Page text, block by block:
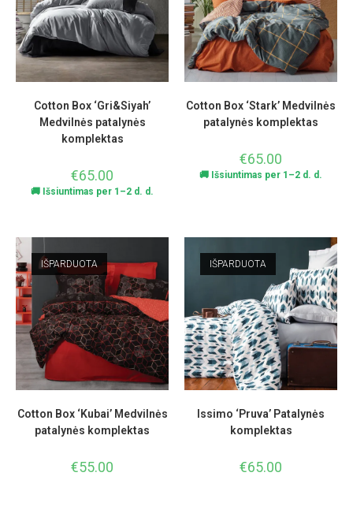
Cotton Box ‘Gri&Siyah’
Medvilnės patalynės
komplektas
€65.00
🚚 Išsiuntimas per 1–2 d. d.
Cotton Box ‘Stark’ Medvilnės
patalynės komplektas
€65.00
🚚 Išsiuntimas per 1–2 d. d.
IŠPARDUOTA
Cotton Box ‘Kubai’ Medvilnės
patalynės komplektas
€55.00
IŠPARDUOTA
Issimo ‘Pruva’ Patalynės
komplektas
€65.00